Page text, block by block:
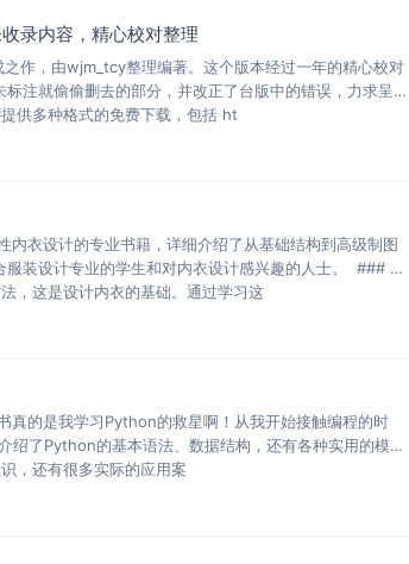
录内容，精心校对整理
作，由wjm_tcy整理编著。这个版本经过一年的精心校对
注就偷偷删去的部分，并改正了台版中的错误，力求呈现
供多种格式的免费下载，包括 ht
衣设计的专业书籍，详细介绍了从基础结构到高级制图
装设计专业的学生和对内衣设计感兴趣的人士。 ### 基
，这是设计内衣的基础。通过学习这
的是我学习Python的救星啊！从我开始接触编程的时
了Python的基本语法、数据结构，还有各种实用的模块
，还有很多实际的应用案